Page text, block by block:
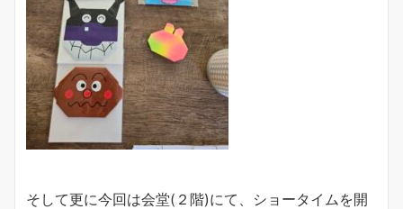
そして更に今回は会堂(２階)にて、ショータイムを開